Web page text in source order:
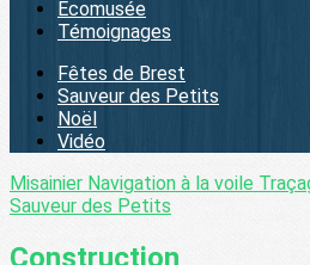
Ecomusée
Témoignages
Fêtes de Brest
Sauveur des Petits
Noël
Vidéo
Misainier Navigation à la voile
Sauveur des Petits
Construction